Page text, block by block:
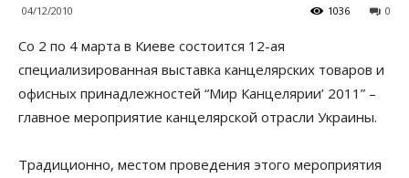
04/12/2010 0
1036
Со 2 по 4 марта в Киеве состоится 12-ая
специализированная выставка канцелярских товаров и
офисных принадлежностей “Мир Канцелярии’ 2011” –
главное мероприятие канцелярской отрасли Украины.
Традиционно, местом проведения этого мероприятия